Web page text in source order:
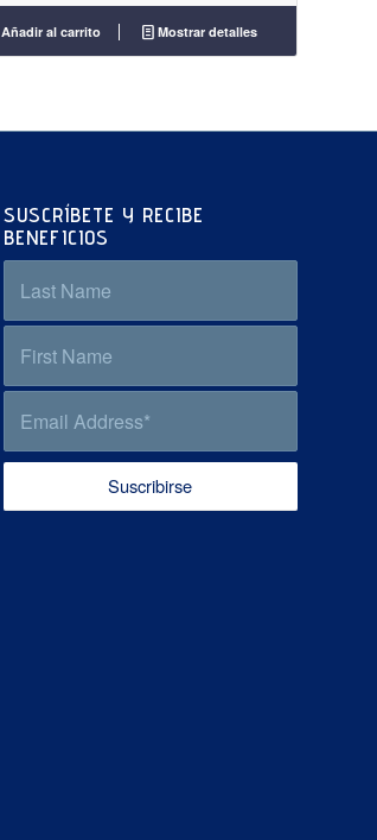
era:
$666.900.
es:
$427.900.
Añadir al carrito Mostrar detalles
SUSCRÍBETE Y RECIBE
BENEFICIOS